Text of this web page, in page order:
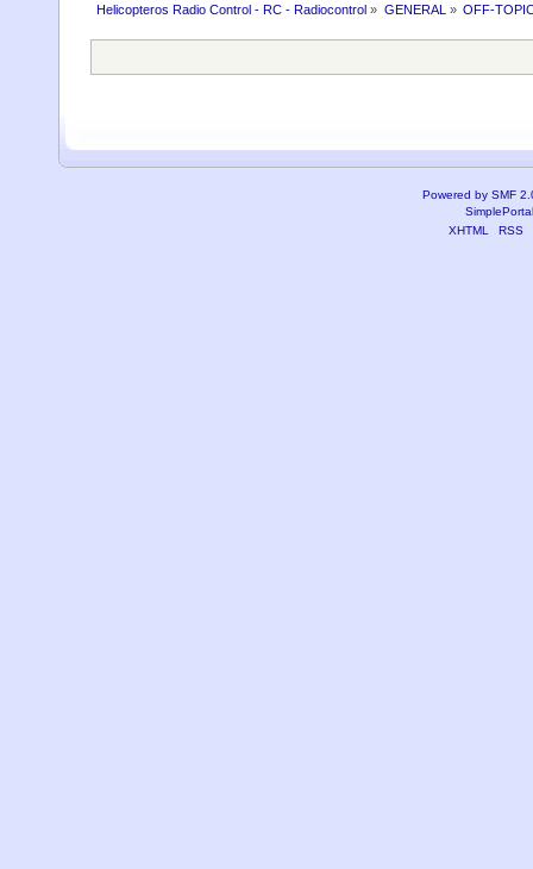
Helicopteros Radio Control - RC - Radiocontrol » GENERAL » OFF-
Powered by SMF
XHTML
RSS